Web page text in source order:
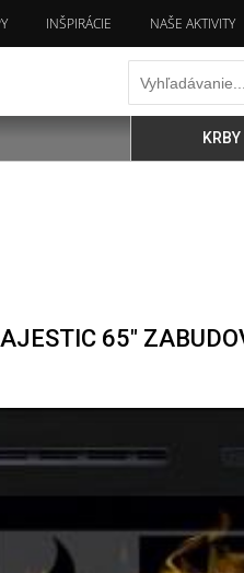
INŠPIRÁCIE NAŠE AKTIVITY
KRBY
65"